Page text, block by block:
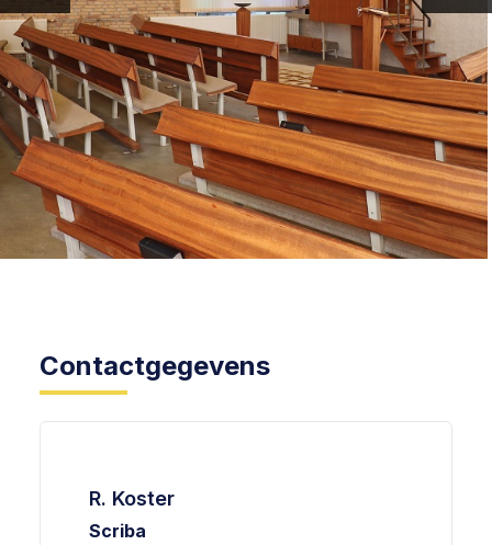
Contactgegevens
R. Koster
Scriba